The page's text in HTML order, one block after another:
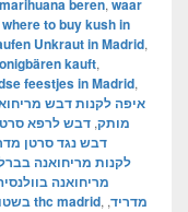
beren, waar
where to buy kush in
Unkraut in Madrid,
kauft,
feestjes in Madrid,
איפה לקנות דבש
דבש thnabica מותק, דבש לרפא
דבש נגד סרטן
לקנות מריחואנה
מריחואנה
מדבש thc madrid, מדריד,